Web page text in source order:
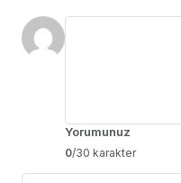
Yorumunuz
0/30 karakter